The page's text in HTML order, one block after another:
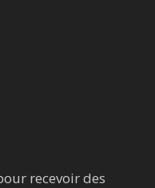
recevoir des